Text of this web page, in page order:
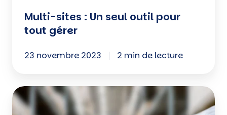
Multi-sites : Un seul outil pour
tout gérer
23 novembre 2023 2 min de lecture
Gestion
des